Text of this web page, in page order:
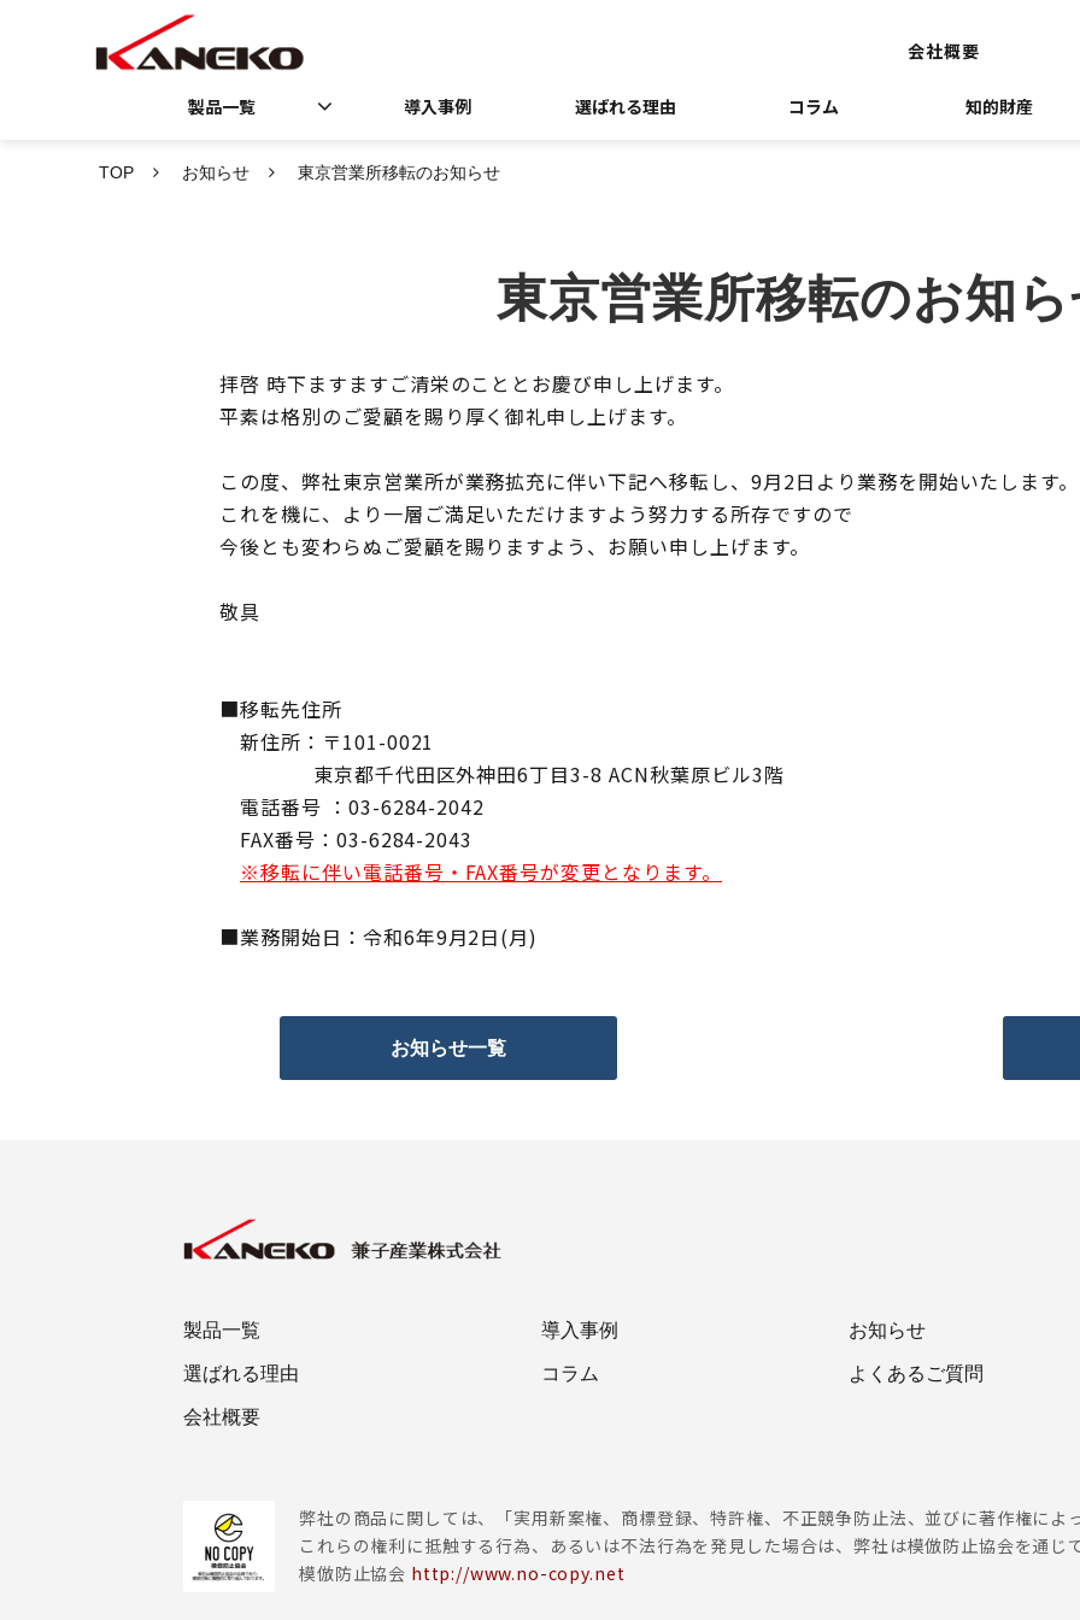
会社概要
製品一覧 導入事例 選ばれる理由 コラム 知的財産
TOP お知らせ 東京営業所移転のお知らせ
東京営業所移転のお知
拝啓 時下ますますご清栄のこととお慶び申し上げます。
平素は格別のご愛顧を賜り厚く御礼申し上げます。
この度、弊社東京営業所が業務拡充に伴い下記へ移転し、9月2日より業務を開始いたします。
これを機に、より一層ご満足いただけますよう努力する所存ですので
今後とも変わらぬご愛顧を賜りますよう、お願い申し上げます。
敬具
■移転先住所
新住所：〒101-0021
東京都千代田区外神田6丁目3-8 ACN秋葉原ビル3階
電話番号 ：03-6284-2042
FAX番号：03-6284-2043
※移転に伴い電話番号・FAX番号が変更となります。
■業務開始日：令和6年9月2日(月)
お知らせ一覧
製品一覧
選ばれる理由
会社概要
導入事例
コラム
お知らせ
よくあるご質問
弊社の商品に関しては、「実用新案権、商標登録、特許権、不正競争防止法、並びに著作権によ
これらの権利に抵触する行為、あるいは不法行為を発見した場合は、弊社は模倣防止協会を通じ
模倣防止協会 http://www.no-copy.net